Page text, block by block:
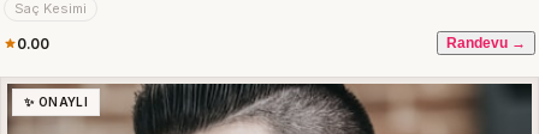
Saç Kesimi
0.00 Randevu →
✨ ONAYLI